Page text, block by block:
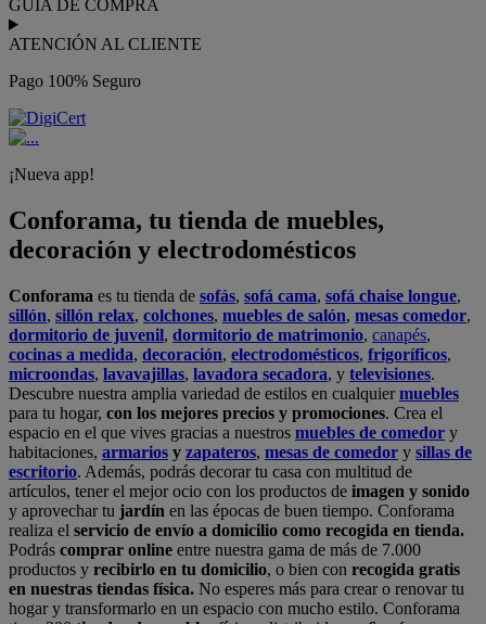
GUÍA DE COMPRA
ATENCIÓN AL CLIENTE
Pago 100% Seguro
¡Nueva app!
Conforama, tu tienda de muebles,
decoración y electrodomésticos
Conforama es tu tienda de sofás, sofá cama, sofá chaise longue,
sillón, sillón relax, colchones, muebles de salón, mesas comedor,
dormitorio de juvenil, dormitorio de matrimonio, canapés,
cocinas a medida, decoración, electrodomésticos, frigoríficos,
microondas, lavavajillas, lavadora secadora, y televisiones.
Descubre nuestra amplia variedad de estilos en cualquiermuebles
para tu hogar, con los mejores precios y promociones. Crea el
espacio en el que vives gracias a nuestros muebles de comedor y
habitaciones, armarios y zapateros, mesas de comedor y sillas de
escritorio. Además, podrás decorar tu casa con multitud de
artículos, tener el mejor ocio con los productos de imagen y sonido
y aprovechar tu jardín en las épocas de buen tiempo. Conforama
realiza el servicio de envío a domicilio como recogida en tienda.
Podrás comprar online entre nuestra gama de más de 7.000
productos y recibirlo en tu domicilio, o bien con recogida gratis
en nuestras tiendas física. No esperes más para crear o renovar tu
hogar y transformarlo en un espacio con mucho estilo. Conforama